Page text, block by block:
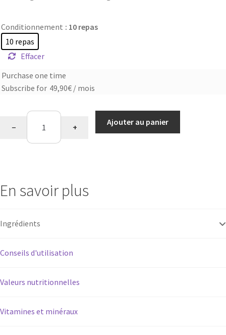
Conditionnement : 10 repas
10 repas
Effacer
Choose
purchase
Purchase one time
Subscribe for 49,90€ / mois
quantité
− +
Ajouter au panier
En savoir plus
Ingrédients
Conseils d'utilisation
Valeurs nutritionnelles
Vitamines et minéraux